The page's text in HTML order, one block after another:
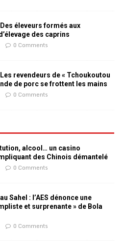
éleveurs formés aux
des caprins
0 Comments
Les revendeurs de « Tchoukoutou
de porc se frottent les mains
0 Comments
alcool… un casino
des Chinois démantelé
0 Comments
Sahel : l’AES dénonce une
et surprenante » de Bola
0 Comments